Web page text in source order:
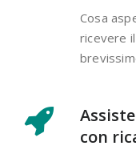
Cosa
ricevere
con